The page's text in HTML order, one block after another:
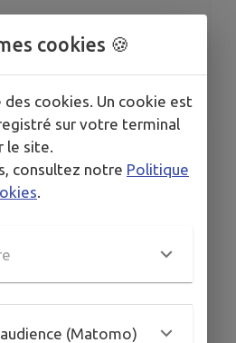
APARohrbach
cookies 🍪
des cookies. Un cookie est
sur votre terminal
le site.
consultez notre Politique
.
(Matomo)